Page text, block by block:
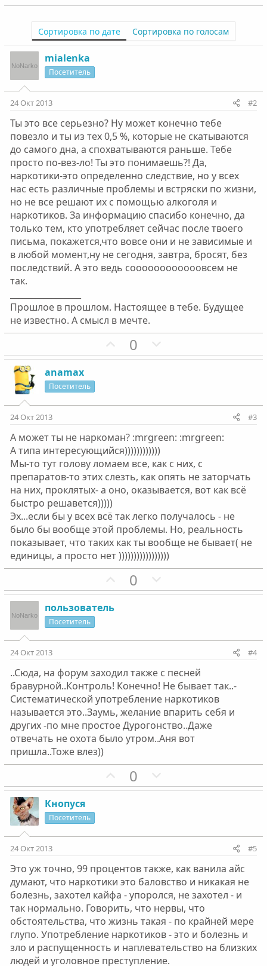
Сортировка по дате Сортировка по голосам
mialenka
Посетитель
24 Окт 2013 #2
Ты это все серьезно? Ну может конечно тебе
повезло и ты из тех 0,5 %, которые не скатываются
до самого дна, а спохватываются раньше. Тебе
просто по-вез-ло! Ты это понимаешь?! Да,
наркотики-это определенно следствие, но у всех
нас есть различные проблемы и встряски по жизни,
но не все решают их с помощью алкоголя и
наркотиков. За информацию спасибо конечно, да
только тем, кто употребляет сейчас после твоего
письма, покажется,что вовсе они и не зависимые и
в любой момент,ну не сегодня, завтра, бросят, без
последствий. А это ведь соооооооооооовсем не
так.
Прошлое в прошлом. Настоящее в тебе. Будущее
не известно. А смысл в мечте.
П
о
т
в
н
ы
й
г
о
л
о
с
0
е
т
н
ы
й
г
л
о
с
anamax
Посетитель
24 Окт 2013 #3
А может ты не наркоман? :mrgreen: :mrgreen:
А типа интересующийся))))))))))))
Мы-то тут голову ломаем все, как с них, с
препаратов-то этих слезть, как опять не заторчать
на них, проклятых- а оно, оказывается, вот как всё
быстро решавется)))))
Эх...если бы у всех всё так легко получалось - не
было бы вообще этой проблемы. Но, реальность
показывает, что таких как ты вообще не бывает( не
единицы, а просто нет )))))))))))))))))
П
о
т
н
ы
й
г
о
л
о
0
е
т
н
ы
й
г
о
о
пользователь
Посетитель
24 Окт 2013 #4
..Сюда, на форум заходил также с песней
бравурной..Контроль! Конечно! Не бывает так..-
Систематической употребление наркотиков
называется это..Заумь, желание впарить себя и
других -по мне простое Дурогонство..Даже
отвечать не охота было утром..Аня вот
пришла..Тоже влез))
П
о
т
н
ы
й
г
о
л
о
0
е
т
н
ы
й
г
о
л
о
Кнопуся
Посетитель
24 Окт 2013 #5
Это уж точно, 99 процентов также, как ванила айс
думают, что наркотики это баловство и никакая не
болезнь, захотел кайфа - упоролся, не захотел - и
так нормально. Говорить, что нервы, что
обстоятельства, что жизнь такая - по крайней мере
глупо. Употребление наркотиков - это и болезнь и
зло и распущенность и наплевательство на близких
людей и уголовное преступление.